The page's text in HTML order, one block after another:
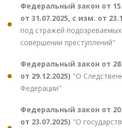
Федеральный закон от
от 31.07.2025, с изм. от
под стражей
совершении преступлений"
Федеральный закон от
от 29.12.2025) "О
Федерации"
Федеральный закон от
от 23.07.2025) "О